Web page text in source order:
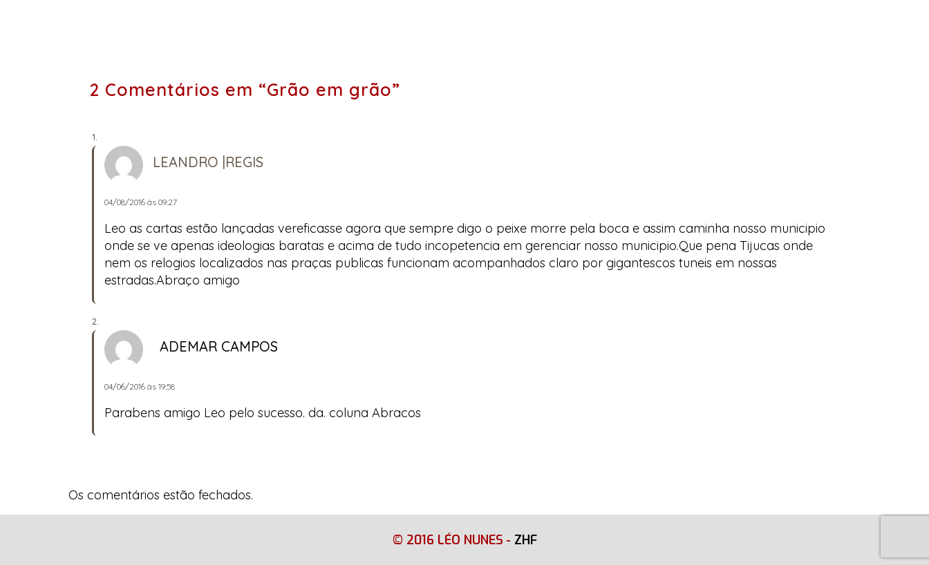
2 Comentários em “Grão em grão”
LEANDRO |REGIS
04/08/2016 às 09:27
Leo as cartas estão lançadas vereficasse agora que sempre digo o peixe morre pela boca e assim caminha nosso municipio
onde se ve apenas ideologias baratas e acima de tudo incopetencia em gerenciar nosso municipio.Que pena Tijucas onde
nem os relogios localizados nas praças publicas funcionam acompanhados claro por gigantescos tuneis em nossas
estradas.Abraço amigo
ADEMAR CAMPOS
04/06/2016 às 19:58
Parabens amigo Leo pelo sucesso. da. coluna Abracos
Os comentários estão fechados.
© 2016 LÉO NUNES - ZHF